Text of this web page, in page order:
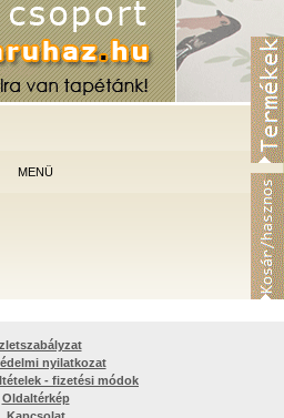
MENÜ
nyilatkozat
- fizetési módok
Oldaltérkép